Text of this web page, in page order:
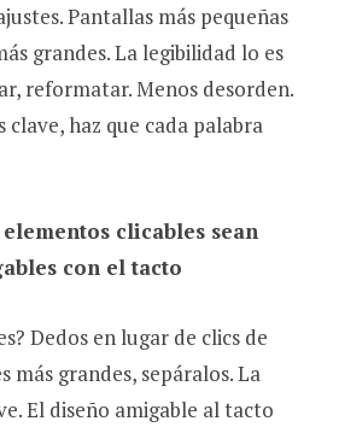
Pantallas más pequeñas
grandes. La legibilidad lo es
reformatar. Menos desorden.
haz que cada palabra
clicables sean
con el tacto
Dedos en lugar de clics de
más grandes, sepáralos. La
El diseño amigable al tacto